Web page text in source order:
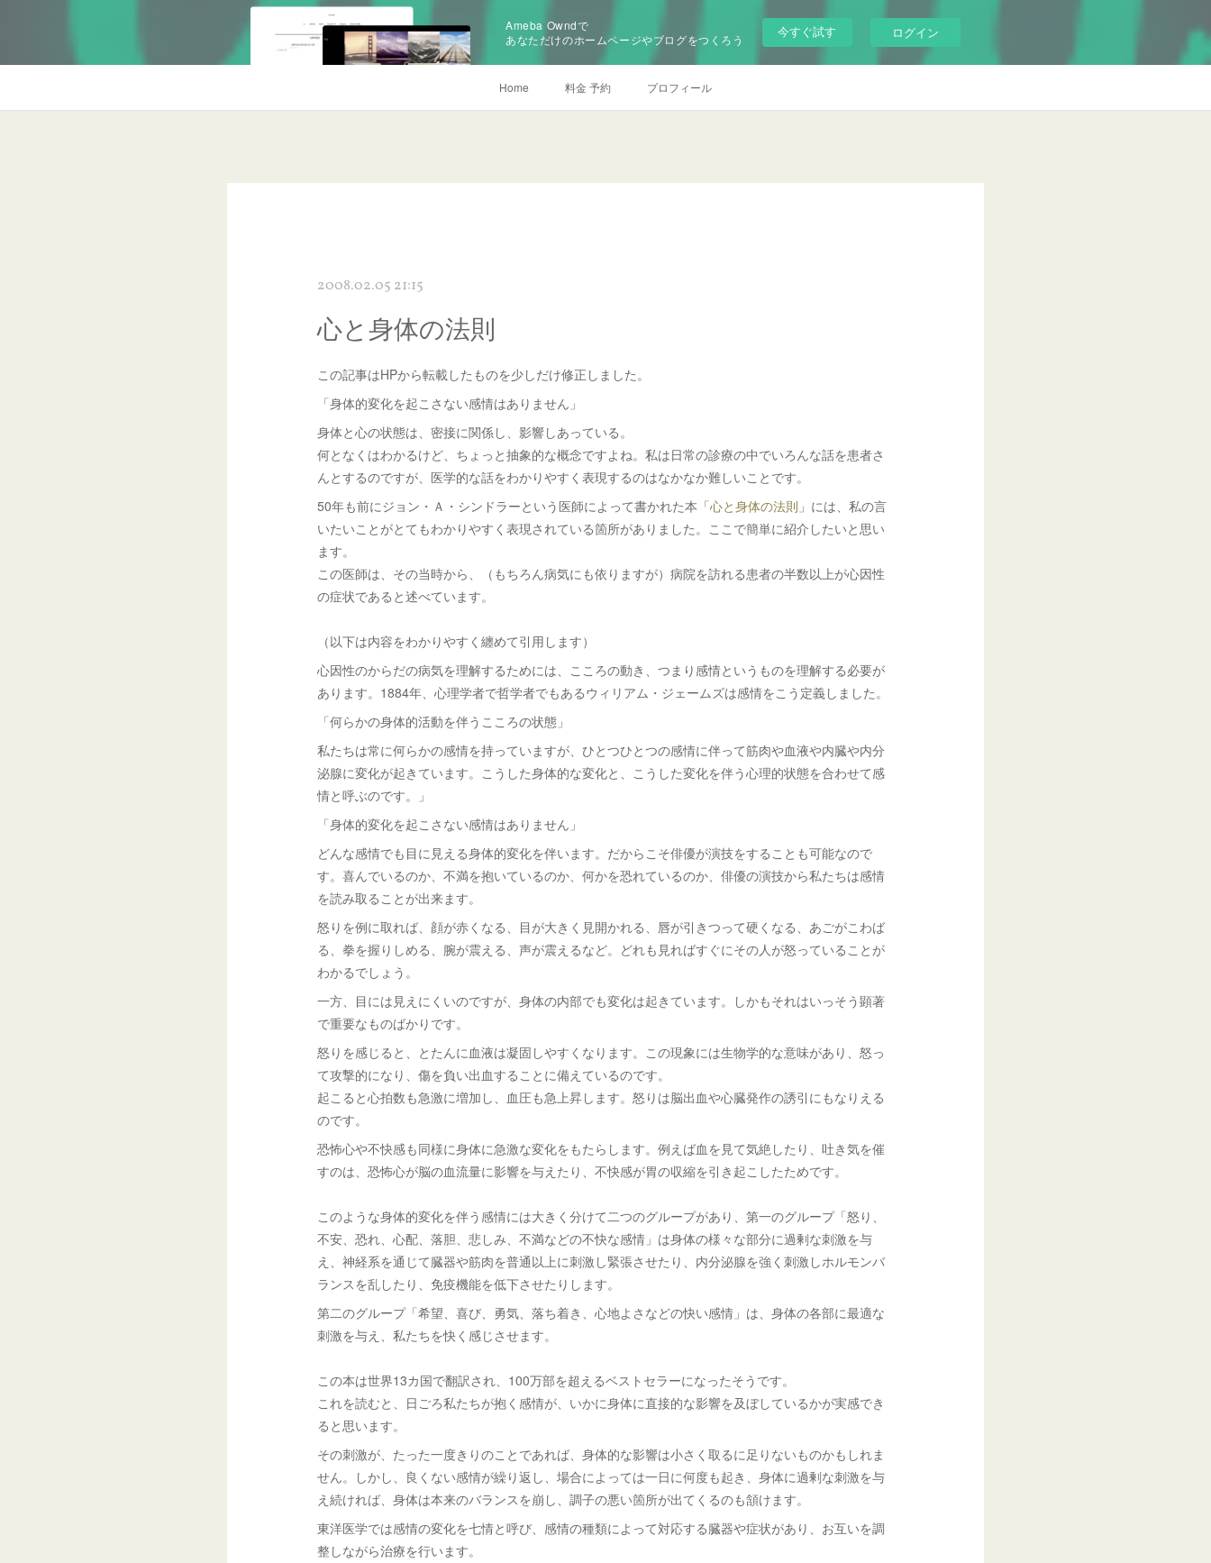
Ameba Owndで
あなただけのホームページやブログをつくろう
今すぐ試す ログイン
Home 料金 予約 プロフィール
2008.02.05 21:15
心と身体の法則
この記事はHPから転載したものを少しだけ修正しました。
「身体的変化を起こさない感情はありません」
身体と心の状態は、密接に関係し、影響しあっている。
何となくはわかるけど、ちょっと抽象的な概念ですよね。私は日常の診療の中でいろんな話を患者さ
んとするのですが、医学的な話をわかりやすく表現するのはなかなか難しいことです。
50年も前にジョン・Ａ・シンドラーという医師によって書かれた本「心と身体の法則 」には、私の言
いたいことがとてもわかりやすく表現されている箇所がありました。ここで簡単に紹介したいと思い
ます。
この医師は、その当時から、（もちろん病気にも依りますが）病院を訪れる患者の半数以上が心因性
の症状であると述べています。
（以下は内容をわかりやすく纏めて引用します）
心因性のからだの病気を理解するためには、こころの動き、つまり感情というものを理解する必要が
あります。1884年、心理学者で哲学者でもあるウィリアム・ジェームズは感情をこう定義しました。
「何らかの身体的活動を伴うこころの状態」
私たちは常に何らかの感情を持っていますが、ひとつひとつの感情に伴って筋肉や血液や内臓や内分
泌腺に変化が起きています。こうした身体的な変化と、こうした変化を伴う心理的状態を合わせて感
情と呼ぶのです。」
「身体的変化を起こさない感情はありません」
どんな感情でも目に見える身体的変化を伴います。だからこそ俳優が演技をすることも可能なので
す。喜んでいるのか、不満を抱いているのか、何かを恐れているのか、俳優の演技から私たちは感情
を読み取ることが出来ます。
怒りを例に取れば、顔が赤くなる、目が大きく見開かれる、唇が引きつって硬くなる、あごがこわば
る、拳を握りしめる、腕が震える、声が震えるなど。どれも見ればすぐにその人が怒っていることが
わかるでしょう。
一方、目には見えにくいのですが、身体の内部でも変化は起きています。しかもそれはいっそう顕著
で重要なものばかりです。
怒りを感じると、とたんに血液は凝固しやすくなります。この現象には生物学的な意味があり、怒っ
て攻撃的になり、傷を負い出血することに備えているのです。
起こると心拍数も急激に増加し、血圧も急上昇します。怒りは脳出血や心臓発作の誘引にもなりえる
のです。
恐怖心や不快感も同様に身体に急激な変化をもたらします。例えば血を見て気絶したり、吐き気を催
すのは、恐怖心が脳の血流量に影響を与えたり、不快感が胃の収縮を引き起こしたためです。
このような身体的変化を伴う感情には大きく分けて二つのグループがあり、第一のグループ「怒り、
不安、恐れ、心配、落胆、悲しみ、不満などの不快な感情」は身体の様々な部分に過剰な刺激を与
え、神経系を通じて臓器や筋肉を普通以上に刺激し緊張させたり、内分泌腺を強く刺激しホルモンバ
ランスを乱したり、免疫機能を低下させたりします。
第二のグループ「希望、喜び、勇気、落ち着き、心地よさなどの快い感情」は、身体の各部に最適な
刺激を与え、私たちを快く感じさせます。
この本は世界13カ国で翻訳され、100万部を超えるベストセラーになったそうです。
これを読むと、日ごろ私たちが抱く感情が、いかに身体に直接的な影響を及ぼしているかが実感でき
ると思います。
その刺激が、たった一度きりのことであれば、身体的な影響は小さく取るに足りないものかもしれま
せん。しかし、良くない感情が繰り返し、場合によっては一日に何度も起き、身体に過剰な刺激を与
え続ければ、身体は本来のバランスを崩し、調子の悪い箇所が出てくるのも頷けます。
東洋医学では感情の変化を七情と呼び、感情の種類によって対応する臓器や症状があり、お互いを調
整しながら治療を行います。